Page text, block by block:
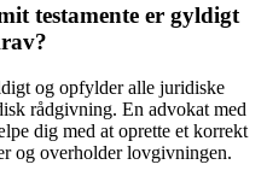
testamente er gyldigt
og opfylder alle juridiske
rådgivning. En advokat med
dig med at oprette et korrekt
og overholder lovgivningen.